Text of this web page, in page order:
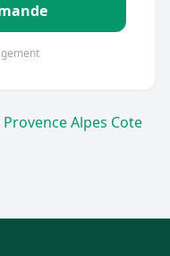
Alpes Cote